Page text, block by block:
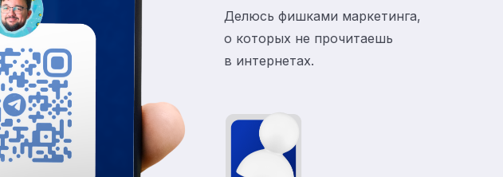
Делюсь фишками маркетинга,
о которых не прочитаешь
в интернетах.